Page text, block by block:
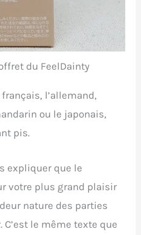
du FeelDainty
l’allemand,
ou le japonais,
pis.
expliquer que le
votre plus grand plaisir
nature des parties
le même texte que